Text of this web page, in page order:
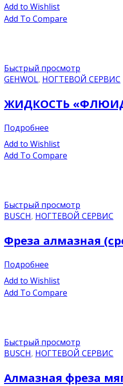
Add to Wishlist
Add To Compare
Быстрый просмотр
GEHWOL, НОГТЕВОЙ СЕРВИС
ЖИДКОСТЬ
Подробнее
Add to Wishlist
Add To Compare
Быстрый просмотр
BUSCH, НОГТЕВОЙ СЕРВИС
Фреза алмазная
Подробнее
Add to Wishlist
Add To Compare
Быстрый просмотр
BUSCH, НОГТЕВОЙ СЕРВИС
Алмазная фреза